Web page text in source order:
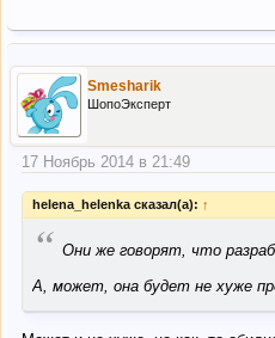
Smesharik
ШопоЭксперт
17 Ноябрь 2014 в 21:49
helena_helenka сказал(а): ↑
“ Они же говорят, что
А, может, она будет не хуже